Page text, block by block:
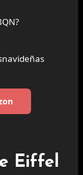
Eiffel